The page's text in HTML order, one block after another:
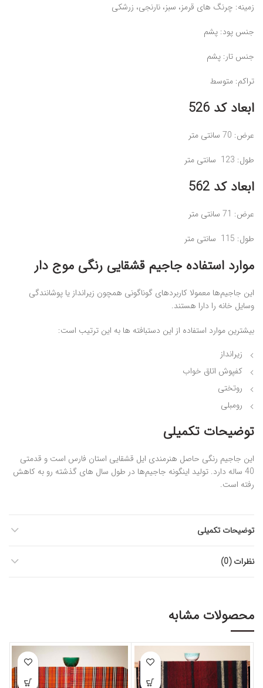
زمینه: چرنگ های قرمز، سبز، نارنجی، زرشکی
جنس پود: پشم
جنس تار: پشم
تراکم: متوسط
ابعاد کد 526
عرض: 70 سانتی ‌متر
طول: 123 سانتی ‌متر
ابعاد کد 562
عرض: 71 سانتی ‌متر
طول: 115 سانتی ‌متر
موارد استفاده جاجیم قشقایی رنگی موج دار
این جاجیم‌ها معمولا کاربردهای گوناگونی همچون زیرانداز یا پوشانندگی
وسایل خانه را دارا هستند.
بیشترین موارد استفاده از این دستبافته ها به این ترتیب است:
زیرانداز
کفپوش اتاق خواب
روتختی
رومبلی
توضیحات تکمیلی
این جاجیم رنگی حاصل هنرمندی ایل قشقایی استان فارس است و قدمتی
40 ساله دارد. تولید اینگونه جاجیم‌ها در طول سال‌ های گذشته رو به کاهش
رفته است.
توضیحات تکمیلی
نظرات (0)
محصولات مشابه